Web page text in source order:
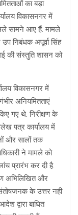
का बड़ा
विकासनगर में
सामने आए हैं. मामले
निबंधक अपूर्वा सिंह
की संस्तुति शासन को
विकासनगर में
अनियमितताएं
गए थे. निरीक्षण के
पत्र कार्यालय में
और सालों तक
ने मामले को
प्रारंभ कर दी है.
अभिलिखित और
के उत्तर नही
द्वारा बाधित